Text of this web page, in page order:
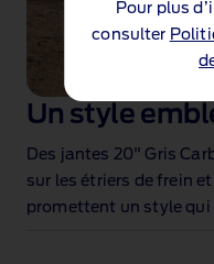
Pour plus
consulter
Un style
Des jantes 20" Gris
sur les étriers de frein
promettent un style qui